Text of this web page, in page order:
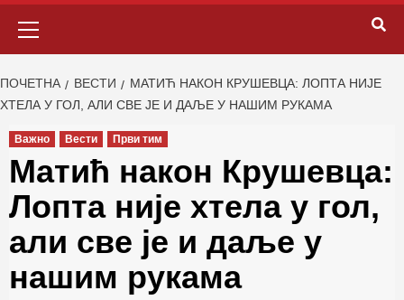
ПОЧЕТНА ВЕСТИ
МАТИЋ НАКОН КРУШЕВЦА: ЛОПТА НИЈЕ
ХТЕЛА У ГОЛ, АЛИ СВЕ ЈЕ И ДАЉЕ У НАШИМ РУКАМА
Важно Вести Први тим
Матић након Крушевца:
Лопта није хтела у гол,
али све је и даље у
нашим рукама